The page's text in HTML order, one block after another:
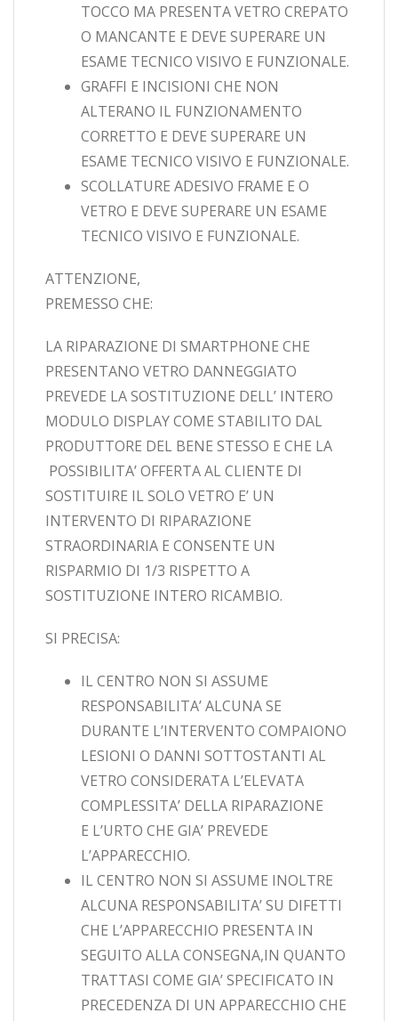
TOCCO MA PRESENTA VETRO CREPATO
O MANCANTE E DEVE SUPERARE UN
ESAME TECNICO VISIVO E FUNZIONALE.
GRAFFI E INCISIONI CHE NON
ALTERANO IL FUNZIONAMENTO
CORRETTO E DEVE SUPERARE UN
ESAME TECNICO VISIVO E FUNZIONALE.
SCOLLATURE ADESIVO FRAME E O
VETRO E DEVE SUPERARE UN ESAME
TECNICO VISIVO E FUNZIONALE.
ATTENZIONE,
PREMESSO CHE:
LA RIPARAZIONE DI SMARTPHONE CHE
PRESENTANO VETRO DANNEGGIATO
PREVEDE LA SOSTITUZIONE DELL’ INTERO
MODULO DISPLAY COME STABILITO DAL
PRODUTTORE DEL BENE STESSO E CHE LA
POSSIBILITA’ OFFERTA AL CLIENTE DI
SOSTITUIRE IL SOLO VETRO E’ UN
INTERVENTO DI RIPARAZIONE
STRAORDINARIA E CONSENTE UN
RISPARMIO DI 1/3 RISPETTO A
SOSTITUZIONE INTERO RICAMBIO.
SI PRECISA:
IL CENTRO NON SI ASSUME
RESPONSABILITA’ ALCUNA SE
DURANTE L’INTERVENTO COMPAIONO
LESIONI O DANNI SOTTOSTANTI AL
VETRO CONSIDERATA L’ELEVATA
COMPLESSITA’ DELLA RIPARAZIONE
E L’URTO CHE GIA’ PREVEDE
L’APPARECCHIO.
IL CENTRO NON SI ASSUME INOLTRE
ALCUNA RESPONSABILITA’ SU DIFETTI
CHE L’APPARECCHIO PRESENTA IN
SEGUITO ALLA CONSEGNA,IN QUANTO
TRATTASI COME GIA’ SPECIFICATO IN
PRECEDENZA DI UN APPARECCHIO CHE